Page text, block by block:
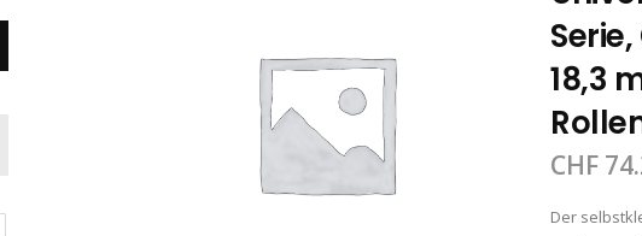
18,3
CHF
Der